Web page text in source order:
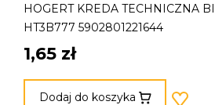
HOGERT KREDA TECHNICZNA
HT3B777 5902801221644
1,65 zł
Dodaj do koszyka